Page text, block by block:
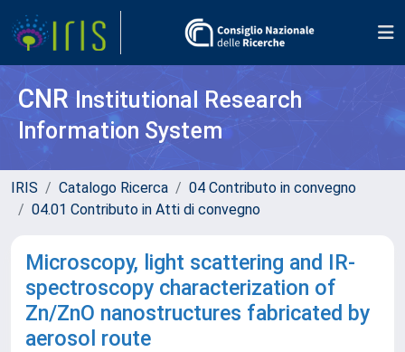
CNR Institutional Research
Information System
IRIS Catalogo Ricerca
04 Contributo in convegno
04.01 Contributo in Atti di convegno
Microscopy, light scattering and IR-
spectroscopy characterization of
Zn/ZnO nanostructures fabricated by
aerosol route